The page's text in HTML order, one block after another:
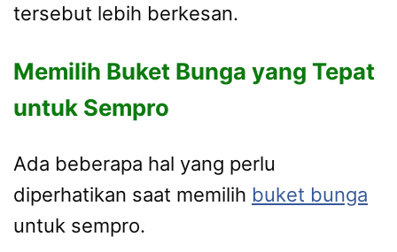
tersebut lebih berkesan.
Memilih Buket Bunga yang Tepat
untuk Sempro
Ada beberapa hal yang perlu
diperhatikan saat memilih buket bunga
untuk sempro.